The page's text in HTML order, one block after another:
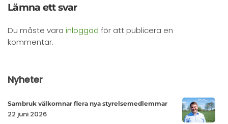
Lämna ett svar
Du måste vara inloggad för att publicera en
kommentar.
Nyheter
Sambruk välkomnar flera nya styrelsemedlemmar
22 juni 2026
Sambruk
välkomnar